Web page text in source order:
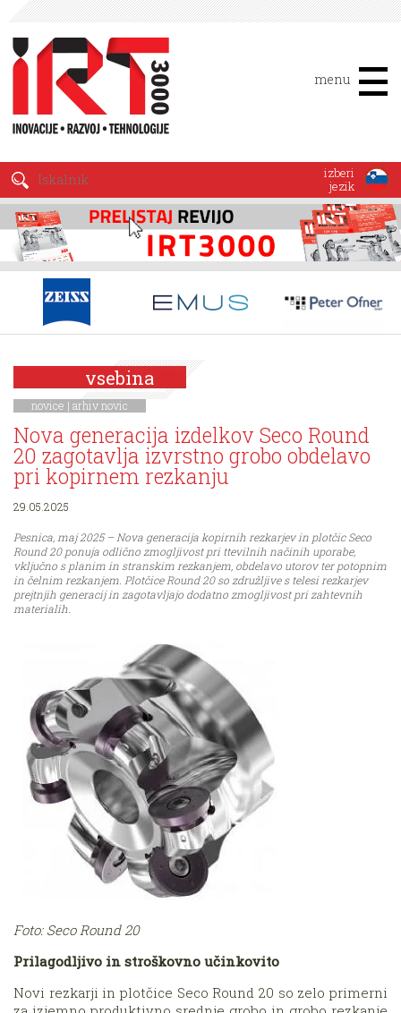
menu
izberi
jezik
vsebina
novice | arhiv novic
Nova generacija izdelkov Seco Round
20 zagotavlja izvrstno grobo obdelavo
pri kopirnem rezkanju
29.05.2025
Pesnica, maj 2025 – Nova generacija kopirnih rezkarjev in plotčic Seco
Round 20 ponuja odlično zmogljivost pri ttevilnih načinih uporabe,
vključno s planim in stranskim rezkanjem, obdelavo utorov ter potopnim
in čelnim rezkanjem. Plotčice Round 20 so združljive s telesi rezkarjev
prejtnjih generacij in zagotavljajo dodatno zmogljivost pri zahtevnih
materialih.
Foto: Seco Round 20
Prilagodljivo in stroškovno učinkovito
Novi rezkarji in plotčice Seco Round 20 so zelo primerni